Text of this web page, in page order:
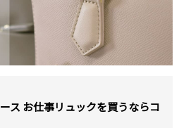
ス お仕事リュックを買うならコ